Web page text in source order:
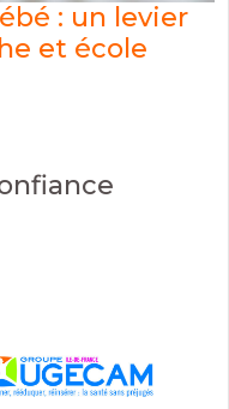
: un levier
et école